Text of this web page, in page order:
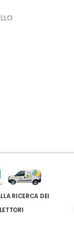
RICERCA DEI
LETTORI